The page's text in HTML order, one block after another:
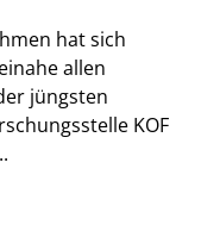
hat sich
allen
jüngsten
KOF